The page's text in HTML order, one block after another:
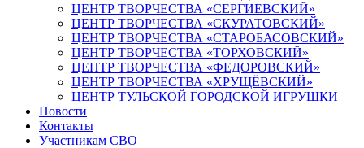
ЦЕНТР ТВОРЧЕСТВА «СЕРГИЕВСКИЙ»
ЦЕНТР ТВОРЧЕСТВА «СКУРАТОВСКИЙ»
ЦЕНТР ТВОРЧЕСТВА «СТАРОБАСОВСКИЙ»
ЦЕНТР ТВОРЧЕСТВА «ТОРХОВСКИЙ»
ЦЕНТР ТВОРЧЕСТВА «ФЕДОРОВСКИЙ»
ЦЕНТР ТВОРЧЕСТВА «ХРУЩЁВСКИЙ»
ЦЕНТР ТУЛЬСКОЙ ГОРОДСКОЙ ИГРУШКИ
Новости
Контакты
Участникам СВО